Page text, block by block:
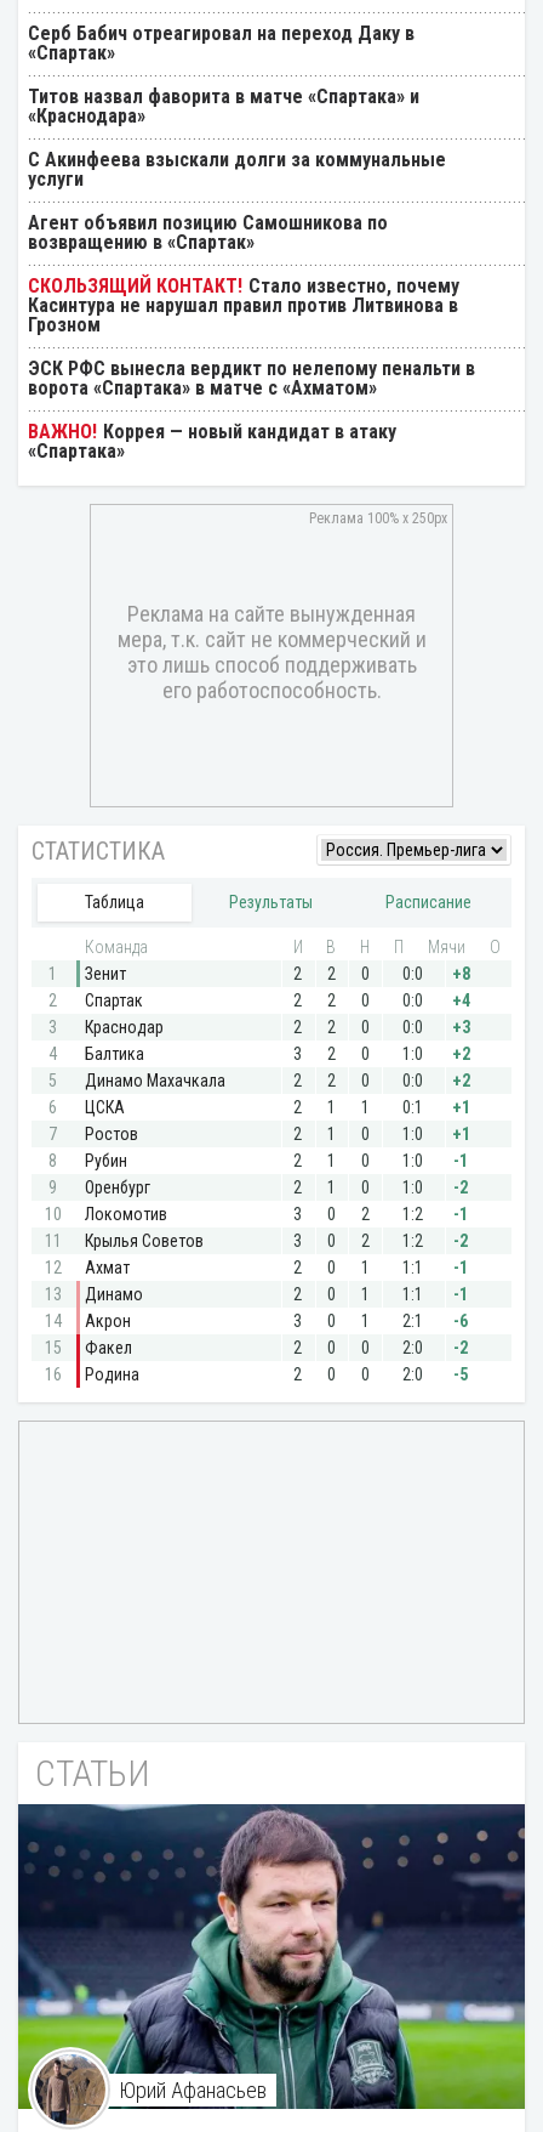
Серб Бабич отреагировал на переход Даку в
«Спартак»
Титов назвал фаворита в матче «Спартака» и
«Краснодара»
С Акинфеева взыскали долги за коммунальные
услуги
Агент объявил позицию Самошникова по
возвращению в «Спартак»
Стало известно, почему
Касинтура не нарушал правил против Литвинова в
Грозном
ЭСК РФС вынесла вердикт по нелепому пенальти в
ворота «Спартака» в матче с «Ахматом»
Коррея — новый кандидат в атаку
«Спартака»
СТАТЬИ
Юрий Афанасьев